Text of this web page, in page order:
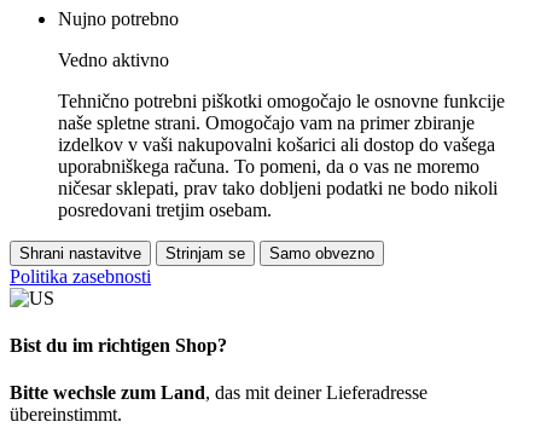
Nujno potrebno
Vedno aktivno
Tehnično potrebni piškotki omogočajo le osnovne funkcije
naše spletne strani. Omogočajo vam na primer zbiranje
izdelkov v vaši nakupovalni košarici ali dostop do vašega
uporabniškega računa. To pomeni, da o vas ne moremo
ničesar sklepati, prav tako dobljeni podatki ne bodo nikoli
posredovani tretjim osebam.
Shrani nastavitve Strinjam se Samo obvezno
Politika zasebnosti
Bist du im richtigen Shop?
Bitte wechsle zum Land, das mit deiner Lieferadresse
übereinstimmt.